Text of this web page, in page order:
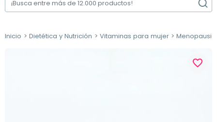
Inicio Dietética y Nutrición Vitaminas para mujer Menopausia
favorite_border